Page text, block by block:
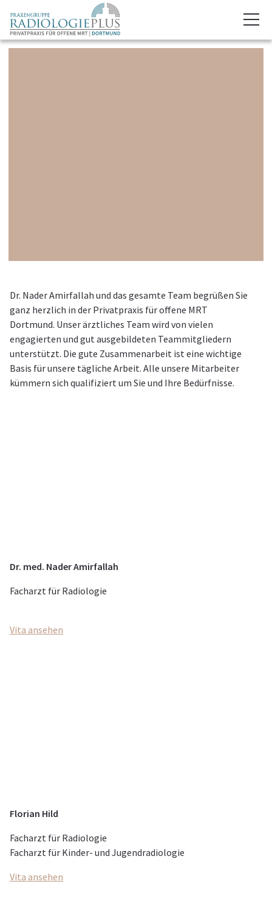
Dr. Nader Amirfallah und das gesamte Team begrüßen Sie
ganz herzlich in der Privatpraxis für offene MRT
Dortmund. Unser ärztliches Team wird von vielen
engagierten und gut ausgebildeten Teammitgliedern
unterstützt. Die gute Zusammenarbeit ist eine wichtige
Basis für unsere tägliche Arbeit. Alle unsere Mitarbeiter
kümmern sich qualifiziert um Sie und Ihre Bedürfnisse.
Dr. med. Nader Amirfallah
Facharzt für Radiologie
Vita ansehen
Florian Hild
Facharzt für Radiologie
Facharzt für Kinder- und Jugendradiologie
Vita ansehen